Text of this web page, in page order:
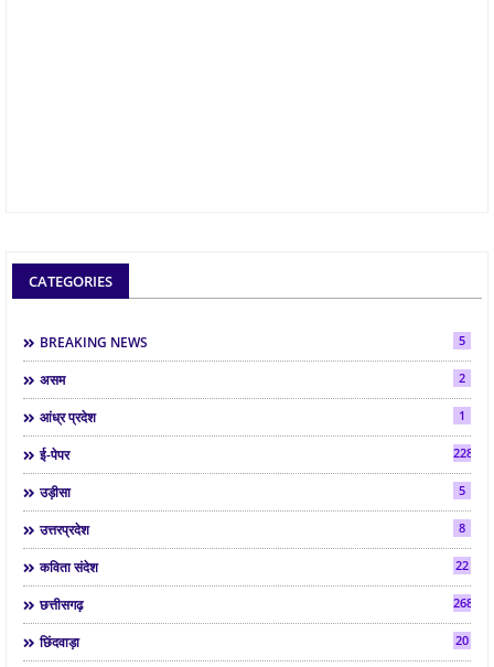
CATEGORIES
BREAKING NEWS 5
असम 2
आंध्र प्रदेश 1
ई-पेपर 2286
उड़ीसा 5
उत्तरप्रदेश 8
कविता संदेश 22
छत्तीसगढ़ 268
छिंदवाड़ा 20